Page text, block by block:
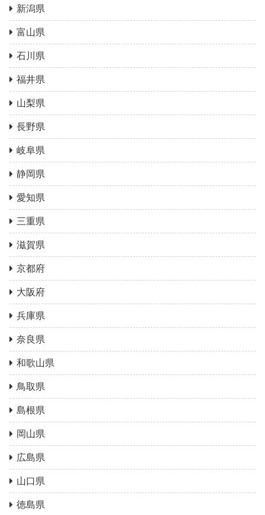
新潟県
富山県
石川県
福井県
山梨県
長野県
岐阜県
静岡県
愛知県
三重県
滋賀県
京都府
大阪府
兵庫県
奈良県
和歌山県
鳥取県
島根県
岡山県
広島県
山口県
徳島県